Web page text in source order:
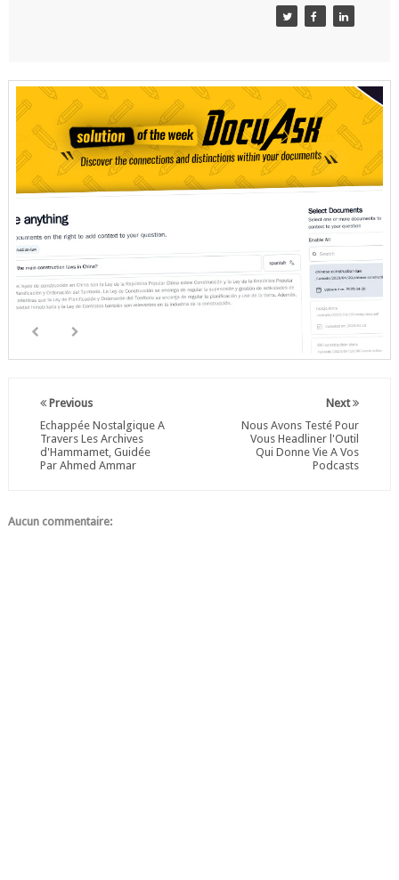
Next
Nous Avons Testé Pour
Vous Headliner l'Outil
Qui Donne Vie A Vos
Podcasts
Previous
Echappée Nostalgique A
Travers Les Archives
d'Hammamet, Guidée
Par Ahmed Ammar
Aucun commentaire: